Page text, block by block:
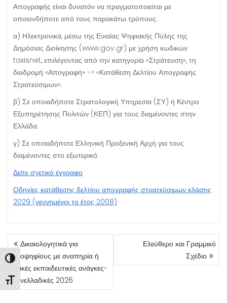
Εναλλαγή Υψηλής Αντίθεσης
Εναλλαγή Μεγέθους Γραμμάτων
Απογραφής είναι δυνατόν να πραγματοποιείται με
οποιονδήποτε από τους παρακάτω τρόπους:
α) Ηλεκτρονικά, μέσω της Ενιαίας Ψηφιακής Πύλης της
Δημόσιας Διοίκησης (www.gov.gr) με χρήση κωδικών
taxisnet, επιλέγοντας από την κατηγορία «Στράτευση», τη
διαδρομή «Απογραφή» -> «Κατάθεση Δελτίου Απογραφής
Στρατεύσιμων».
β) Σε οποιαδήποτε Στρατολογική Υπηρεσία (ΣΥ) ή Κέντρο
Εξυπηρέτησης Πολιτών (ΚΕΠ) για τους διαμένοντες στην
Ελλάδα.
γ) Σε οποιαδήποτε Ελληνική Προξενική Αρχή για τους
διαμένοντες στο εξωτερικό.
Δείτε σχετικό έγγραφο
Οδηγίες κατάθεσης δελτίου απογραφής στρατεύσιμων κλάσης
2029 (γεννημένοι το έτος 2008)
ΠΛΟΉΓΗΣΗ
ΆΡΘΡΩΝ
Δικαιολογητικά για
υποψηφίους με αναπηρία ή
ειδικές εκπαιδευτικές ανάγκες-
Πανελλαδικές 2026
Ελεύθερο και Γραμμικό
Σχέδιο